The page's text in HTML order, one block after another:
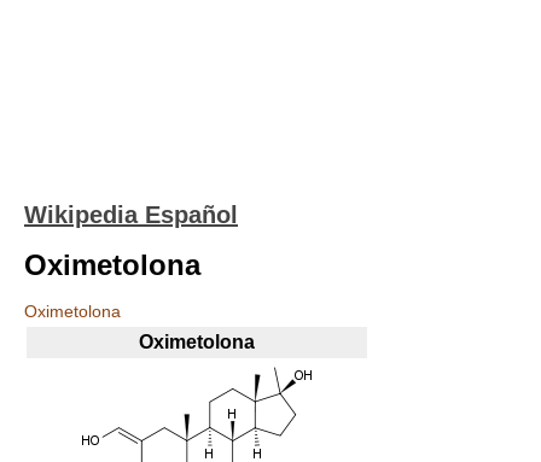
Wikipedia Español
Oximetolona
Oximetolona
Oximetolona